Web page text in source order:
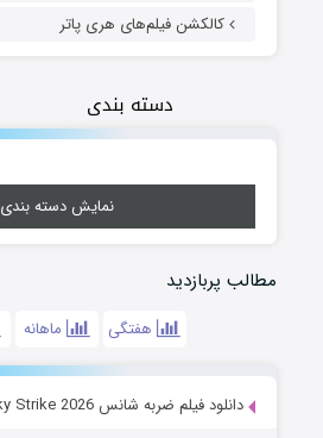
کالکشن فیلم‌های هری پاتر
دسته بندی
نمایش دسته بندی
مطالب پربازدید
هفتگی ماهانه
دانلود فیلم ضربه شانس Lucky Strike 2026